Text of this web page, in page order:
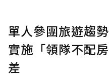
單人參團旅遊趨
實施「領隊不配
差